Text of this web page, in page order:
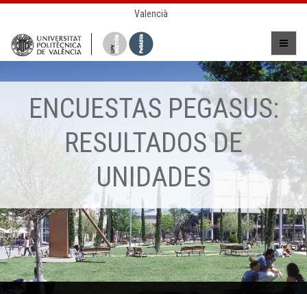
Valencià
ENCUESTAS PEGASUS:
RESULTADOS DE
UNIDADES